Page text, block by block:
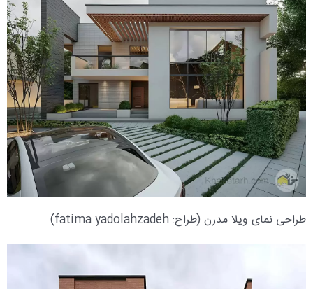
طراحی نمای ویلا مدرن (طراح: fatima yadolahzadeh)